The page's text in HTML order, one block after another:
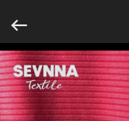
HUIS
PRODUCTEN
Rights